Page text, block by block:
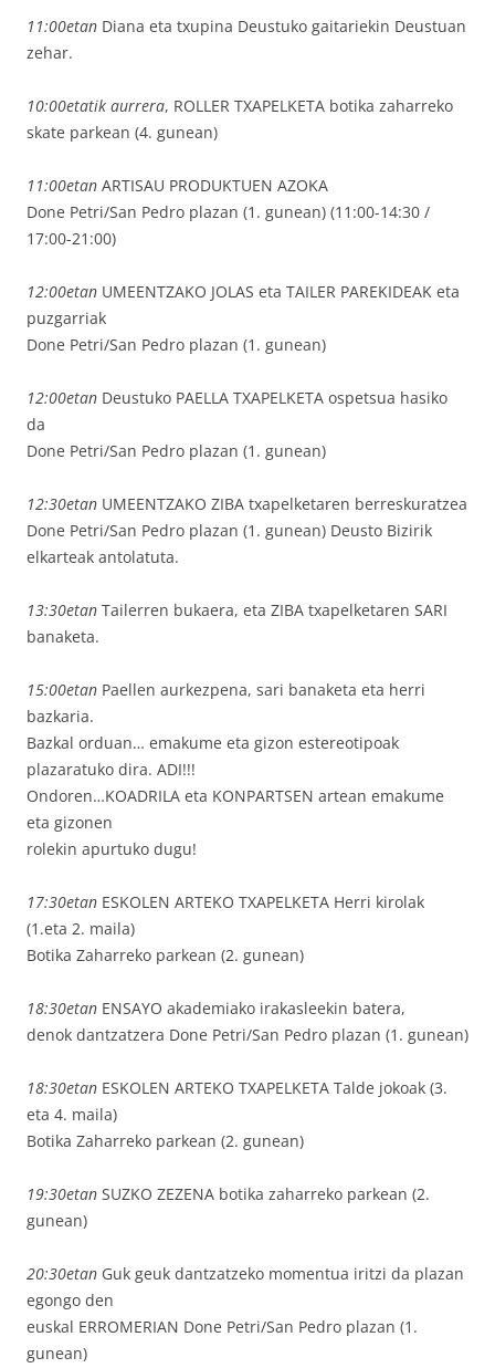
11:00etan Diana eta txupina Deustuko gaitariekin Deustuan
zehar.
10:00etatik aurrera, ROLLER TXAPELKETA botika zaharreko
skate parkean (4. gunean)
11:00etan ARTISAU PRODUKTUEN AZOKA
Done Petri/San Pedro plazan (1. gunean) (11:00-14:30 /
17:00-21:00)
12:00etan UMEENTZAKO JOLAS eta TAILER PAREKIDEAK eta
puzgarriak
Done Petri/San Pedro plazan (1. gunean)
12:00etan Deustuko PAELLA TXAPELKETA ospetsua hasiko
da
Done Petri/San Pedro plazan (1. gunean)
12:30etan UMEENTZAKO ZIBA txapelketaren berreskuratzea
Done Petri/San Pedro plazan (1. gunean) Deusto Bizirik
elkarteak antolatuta.
13:30etan Tailerren bukaera, eta ZIBA txapelketaren SARI
banaketa.
15:00etan Paellen aurkezpena, sari banaketa eta herri
bazkaria.
Bazkal orduan… emakume eta gizon estereotipoak
plazaratuko dira. ADI!!!
Ondoren…KOADRILA eta KONPARTSEN artean emakume
eta gizonen
rolekin apurtuko dugu!
17:30etan ESKOLEN ARTEKO TXAPELKETA Herri kirolak
(1.eta 2. maila)
Botika Zaharreko parkean (2. gunean)
18:30etan ENSAYO akademiako irakasleekin batera,
denok dantzatzera Done Petri/San Pedro plazan (1. gunean)
18:30etan ESKOLEN ARTEKO TXAPELKETA Talde jokoak (3.
eta 4. maila)
Botika Zaharreko parkean (2. gunean)
19:30etan SUZKO ZEZENA botika zaharreko parkean (2.
gunean)
20:30etan Guk geuk dantzatzeko momentua iritzi da plazan
egongo den
euskal ERROMERIAN Done Petri/San Pedro plazan (1.
gunean)